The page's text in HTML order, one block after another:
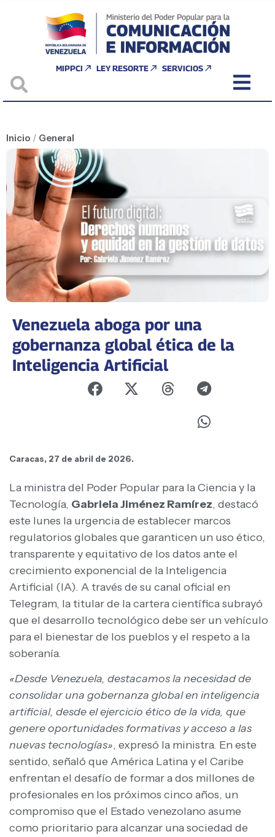
MIPPCI LEY RESORTE SERVICIOS
Inicio / General
Venezuela aboga por una
gobernanza global ética de la
Inteligencia Artificial
Caracas, 27 de abril de 2026.
La ministra del Poder Popular para la Ciencia y la
Tecnología, Gabriela Jiménez Ramírez, destacó
este lunes la urgencia de establecer marcos
regulatorios globales que garanticen un uso ético,
transparente y equitativo de los datos ante el
crecimiento exponencial de la Inteligencia
Artificial (IA). A través de su canal oficial en
Telegram, la titular de la cartera científica subrayó
que el desarrollo tecnológico debe ser un vehículo
para el bienestar de los pueblos y el respeto a la
soberanía.
«Desde Venezuela, destacamos la necesidad de
consolidar una gobernanza global en inteligencia
artificial, desde el ejercicio ético de la vida, que
genere oportunidades formativas y acceso a las
nuevas tecnologías», expresó la ministra. En este
sentido, señaló que América Latina y el Caribe
enfrentan el desafío de formar a dos millones de
profesionales en los próximos cinco años, un
compromiso que el Estado venezolano asume
como prioritario para alcanzar una sociedad de